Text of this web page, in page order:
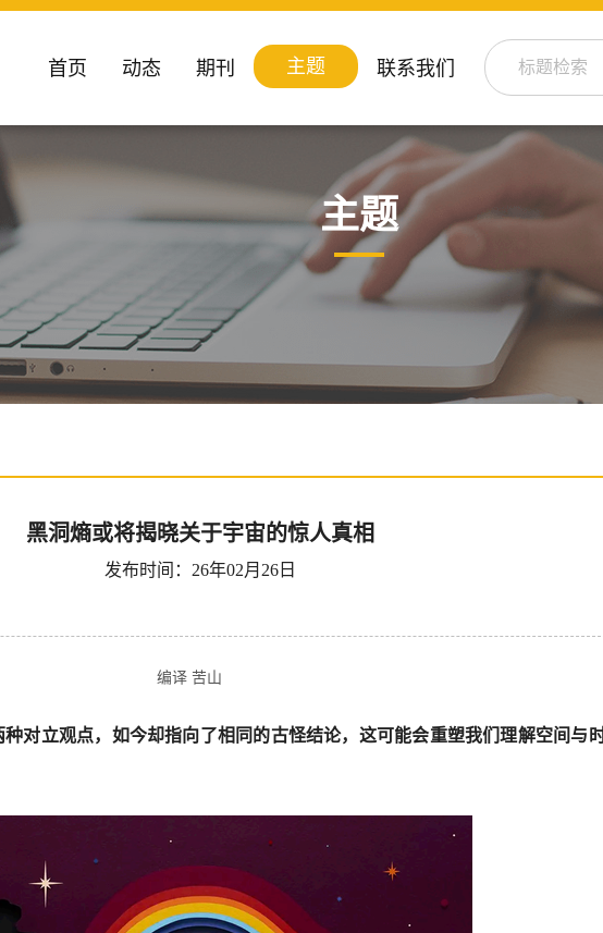
首页 动态 期刊 主题 联系我们
主题
黑洞熵或将揭晓关于宇宙的惊人真相
发布时间：26年02月26日
编译 苦山
对立观点，如今却指向了相同的古怪结论，这可能会重塑我们理解空间与